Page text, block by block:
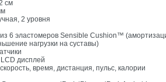
см
2 уровня
6 эластомеров Sensible Cushion™
нагрузки на суставы)
дисплей
время, дистанция, пульс, калории